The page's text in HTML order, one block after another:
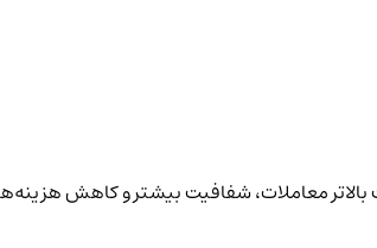
معاملات، شفافیت بیشتر و کاهش